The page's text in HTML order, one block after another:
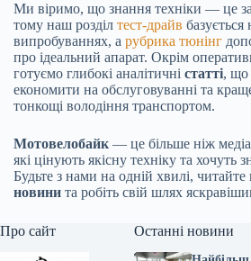
Ми віримо, що знання техніки — це
тому наш розділ тест-драйв
випробуваннях, а рубрика тюнінг
про ідеальний апарат. Окрім
готуємо глибокі аналітичні статті, що
економити на обслуговуванні та
тонкощі володіння транспортом.
Мотовелобайк — це більше ніж
які цінують якісну техніку та хочуть
Будьте з нами на одній хвилі, читайте
новини та робіть свій шлях
Про сайт Останні новини